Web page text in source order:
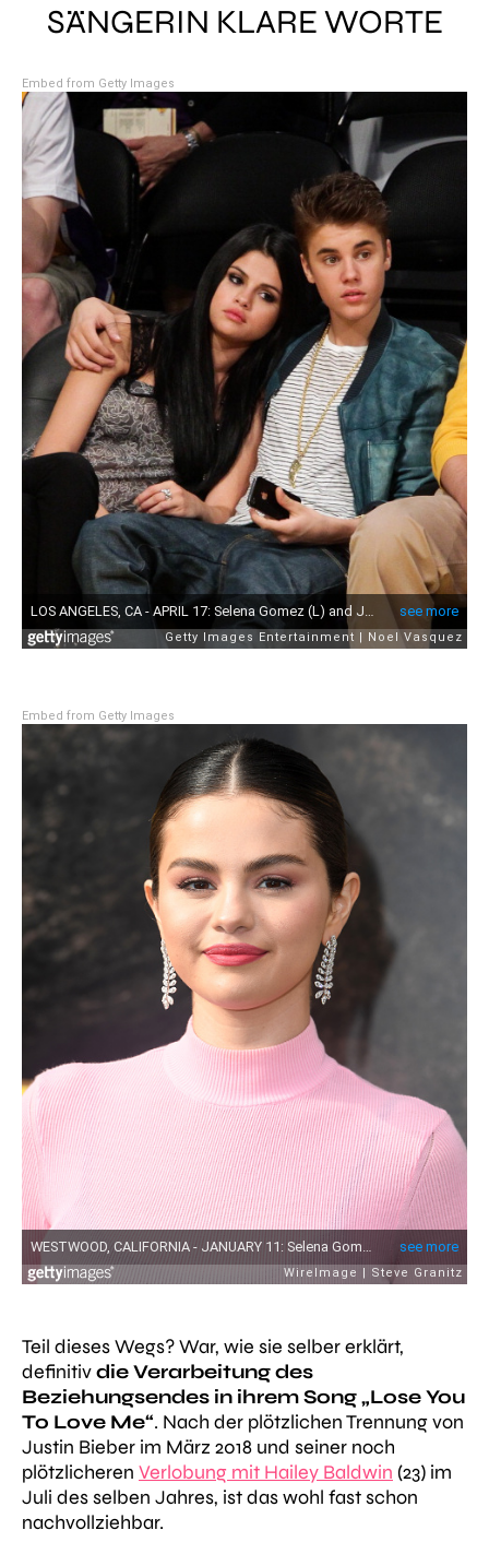
SÄNGERIN KLARE WORTE
Embed from Getty Images
Embed from Getty Images
Teil dieses Wegs? War, wie sie selber erklärt,
definitivdie Verarbeitung des
Beziehungsendes in ihrem Song „Lose You
To Love Me“. Nach der plötzlichen Trennung von
Justin Bieber im März 2018 und seiner noch
plötzlicheren Verlobung mit Hailey Baldwin (23) im
Juli des selben Jahres, ist das wohl fast schon
nachvollziehbar.